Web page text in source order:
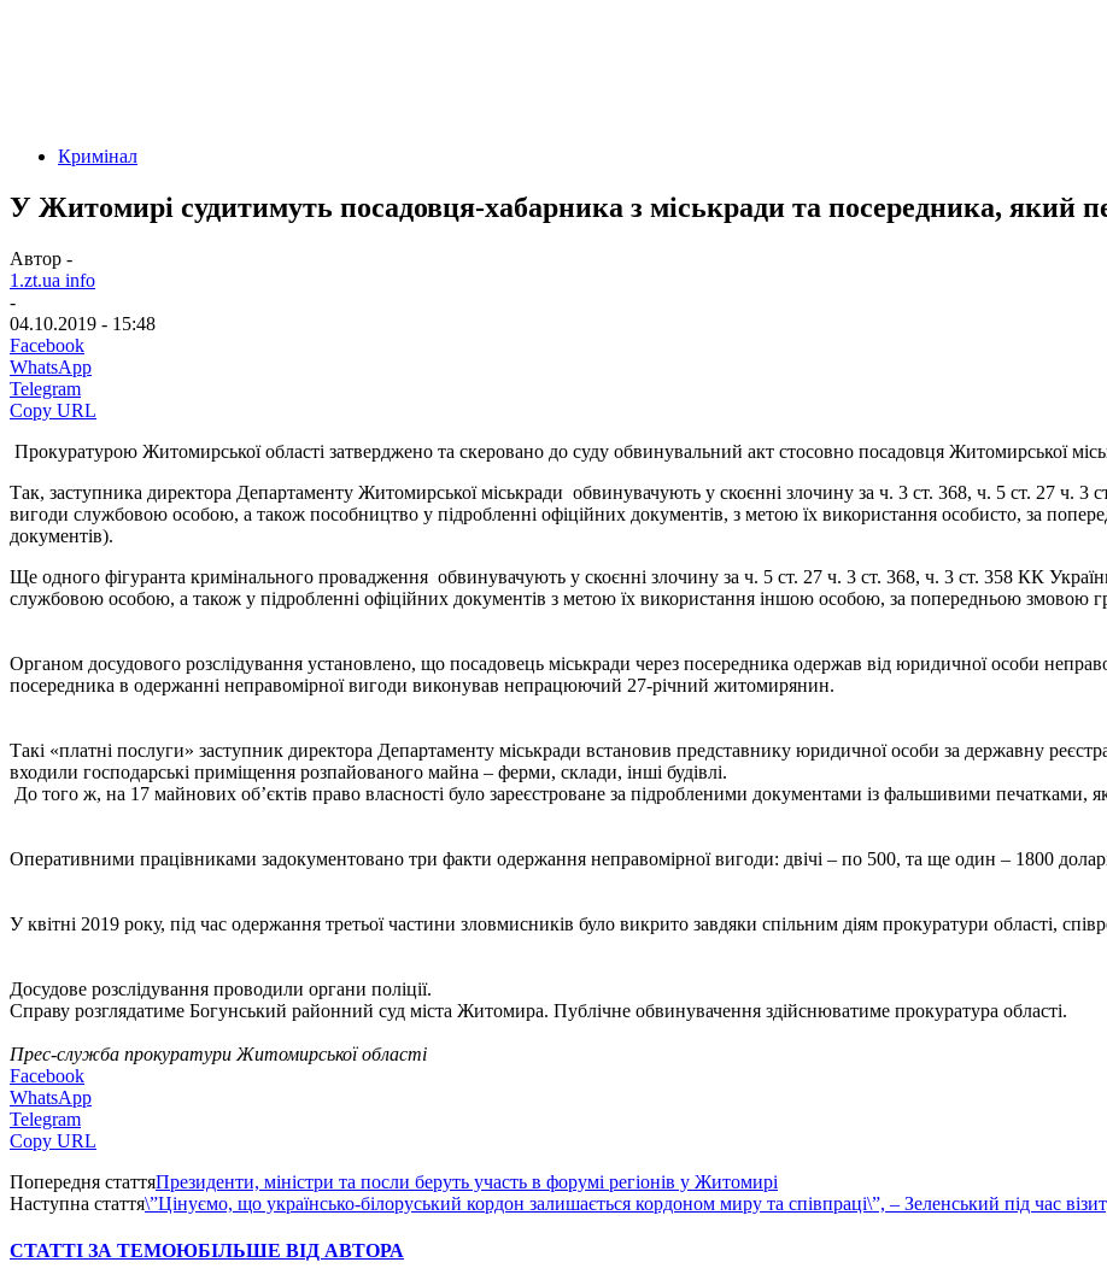
Кримінал
У Житомирі судитимуть посадовця-хабарника з міськради та посередника, який
Автор -
1.zt.ua info
-
04.10.2019 - 15:48
Facebook
WhatsApp
Telegram
Copy URL
Прокуратурою Житомирської області затверджено та скеровано до суду обвинувальний акт стосовно посадовця Житомирської
Так, заступника директора Департаменту Житомирської міськради обвинувачують у скоєнні злочину за ч. 3 ст. 368, ч. 5 ст. 27 ч. 3
вигоди службовою особою, а також пособництво у підробленні офіційних документів, з метою їх використання особисто, за
документів).
Ще одного фігуранта кримінального провадження обвинувачують у скоєнні злочину за ч. 5 ст. 27 ч. 3 ст. 368, ч. 3 ст. 358 КК
службовою особою, а також у підробленні офіційних документів з метою їх використання іншою особою, за попередньою змовою
Органом досудового розслідування установлено, що посадовець міськради через посередника одержав від юридичної особи
посередника в одержанні неправомірної вигоди виконував непрацюючий 27-річний житомирянин.
Такі «платні послуги» заступник директора Департаменту міськради встановив представнику юридичної особи за державну
входили господарські приміщення розпайованого майна – ферми, склади, інші будівлі.
До того ж, на 17 майнових об’єктів право власності було зареєстроване за підробленими документами із фальшивими печатками,
Оперативними працівниками задокументовано три факти одержання неправомірної вигоди: двічі – по 500, та ще один – 1800
У квітні 2019 року, під час одержання третьої частини зловмисників було викрито завдяки спільним діям прокуратури області,
Досудове розслідування проводили органи поліції.
Справу розглядатиме Богунський районний суд міста Житомира. Публічне обвинувачення здійснюватиме прокуратура області.
Прес-служба прокуратури Житомирської області
Facebook
WhatsApp
Telegram
Copy URL
Попередня статтяПрезиденти, міністри та посли беруть участь в форумі регіонів у Житомирі
Наступна стаття\”Цінуємо, що українсько-білоруський кордон залишається кордоном миру та співпраці\”, – Зеленський під час
СТАТТІ ЗА ТЕМОЮБІЛЬШЕ ВІД АВТОРА